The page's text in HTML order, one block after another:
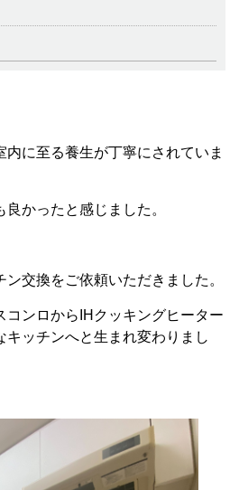
内に至る養生が丁寧にされていま
かったと感じました。
交換をご依頼いただきました。
コンロからIHクッキングヒーター
キッチンへと生まれ変わりまし